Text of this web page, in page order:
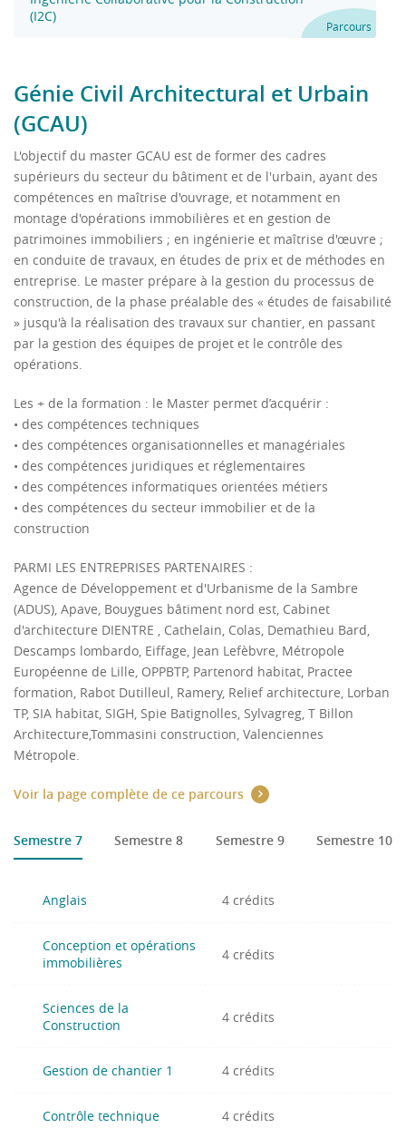
(I2C)
Parcours
Génie Civil Architectural et Urbain
(GCAU)
L'objectif du master GCAU est de former des cadres
supérieurs du secteur du bâtiment et de l'urbain, ayant des
compétences en maîtrise d'ouvrage, et notamment en
montage d'opérations immobilières et en gestion de
patrimoines immobiliers ; en ingénierie et maîtrise d'œuvre ;
en conduite de travaux, en études de prix et de méthodes en
entreprise. Le master prépare à la gestion du processus de
construction, de la phase préalable des « études de faisabilité
» jusqu'à la réalisation des travaux sur chantier, en passant
par la gestion des équipes de projet et le contrôle des
opérations.
Les + de la formation : le Master permet d’acquérir :
• des compétences techniques
• des compétences organisationnelles et managériales
• des compétences juridiques et réglementaires
• des compétences informatiques orientées métiers
• des compétences du secteur immobilier et de la
construction
PARMI LES ENTREPRISES PARTENAIRES :
Agence de Développement et d'Urbanisme de la Sambre
(ADUS), Apave, Bouygues bâtiment nord est, Cabinet
d'architecture DIENTRE , Cathelain, Colas, Demathieu Bard,
Descamps lombardo, Eiffage, Jean Lefèbvre, Métropole
Européenne de Lille, OPPBTP, Partenord habitat, Practee
formation, Rabot Dutilleul, Ramery, Relief architecture, Lorban
TP, SIA habitat, SIGH, Spie Batignolles, Sylvagreg, T Billon
Architecture,Tommasini construction, Valenciennes
Métropole.
Voir la page complète de ce parcours
Semestre 7 Semestre 8 Semestre 9 Semestre 10
Anglais 4 crédits
Conception et opérations
immobilières
4 crédits
Sciences de la
Construction
4 crédits
Gestion de chantier 1 4 crédits
Contrôle technique 4 crédits